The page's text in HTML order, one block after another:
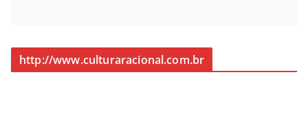
http://www.culturaracional.com.br